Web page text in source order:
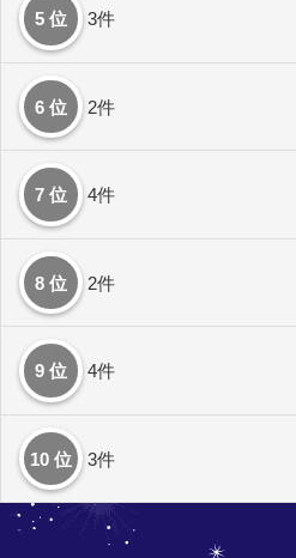
5 位 3件
6 位 2件
7 位 4件
8 位 2件
9 位 4件
10 位 3件